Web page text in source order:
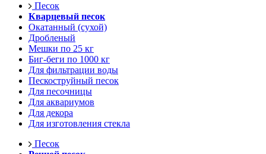
Песок
Кварцевый песок
Окатанный (сухой)
Дробленый
Мешки по 25 кг
Биг-беги по 1000 кг
Для фильтрации воды
Пескоструйный песок
Для песочницы
Для аквариумов
Для декора
Для изготовления стекла
Песок